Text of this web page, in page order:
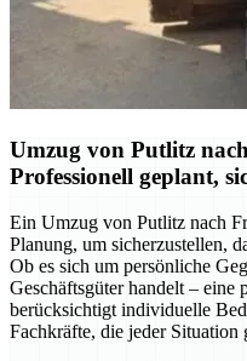
Umzug von Putlitz
Professionell geplant,
Ein Umzug von Putlitz nach
Planung, um sicherzustellen,
Ob es sich um persönliche
Geschäftsgüter handelt – eine
berücksichtigt individuelle
Fachkräfte, die jeder Situation